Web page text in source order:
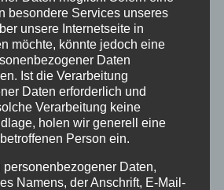
Anfängerkurs
Boogie
Coronavirus
Dance
Einsteigerkurs
Event
besondere Services unseres
unsere Internetseite in
möchte, könnte jedoch eine
Daten
Ist die Verarbeitung
Daten erforderlich und
Verarbeitung keine
holen wir generell eine
Person ein.
personenbezogener Daten,
Namens, der Anschrift, E-Mail-